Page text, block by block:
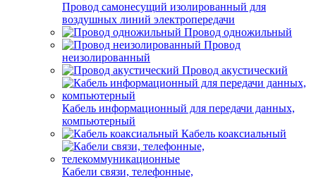
Провод самонесущий изолированный для
воздушных линий электропередачи
Провод одножильный
Провод
неизолированный
Провод акустический
Кабель информационный для передачи данных,
компьютерный
Кабель коаксиальный
Кабели связи, телефонные,